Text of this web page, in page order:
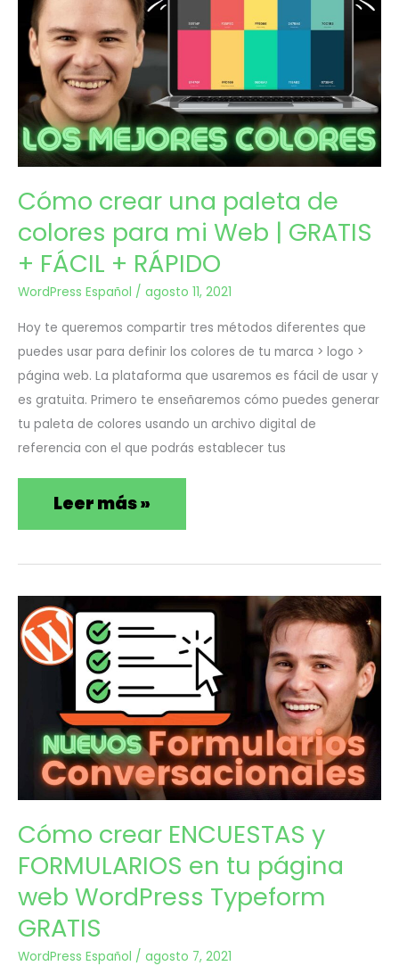
2021
Cómo crear una paleta de
colores para mi Web | GRATIS
+ FÁCIL + RÁPIDO
WordPress Español / agosto 11, 2021
Hoy te queremos compartir tres métodos diferentes que
puedes usar para definir los colores de tu marca > logo >
página web. La plataforma que usaremos es fácil de usar y
es gratuita. Primero te enseñaremos cómo puedes generar
tu paleta de colores usando un archivo digital de
referencia con el que podrás establecer tus
una
paleta
de
colores
mi
Web
|
+
FÁCIL
+
RÁPIDO
Leer más »
Ago
7
2021
Cómo crear ENCUESTAS y
FORMULARIOS en tu página
web WordPress Typeform
GRATIS
WordPress Español / agosto 7, 2021
Cómo
crear
ENCUESTAS
y
FORMULARIOS
en
página
web
WordPress
Typeform